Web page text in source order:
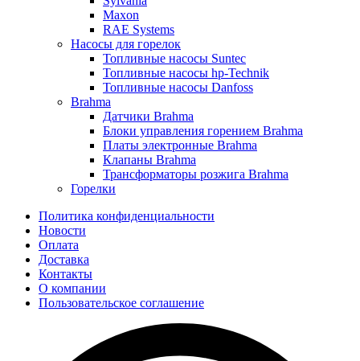
Maxon
RAE Systems
Насосы для горелок
Топливные насосы Suntec
Топливные насосы hp-Technik
Топливные насосы Danfoss
Brahma
Датчики Brahma
Блоки управления горением Brahma
Платы электронные Brahma
Клапаны Brahma
Трансформаторы розжига Brahma
Горелки
Политика конфиденциальности
Новости
Оплата
Доставка
Контакты
О компании
Пользовательское соглашение